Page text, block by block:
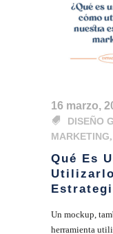
16 marzo,
DISEÑO
MARKETING,
Qué Es
Un mockup,
herramienta